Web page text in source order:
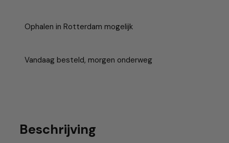
Ophalen in Rotterdam mogelijk
Vandaag besteld, morgen onderweg
Beschrijving